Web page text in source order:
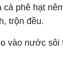
phê hạt
trộn đều.
vào nước sôi